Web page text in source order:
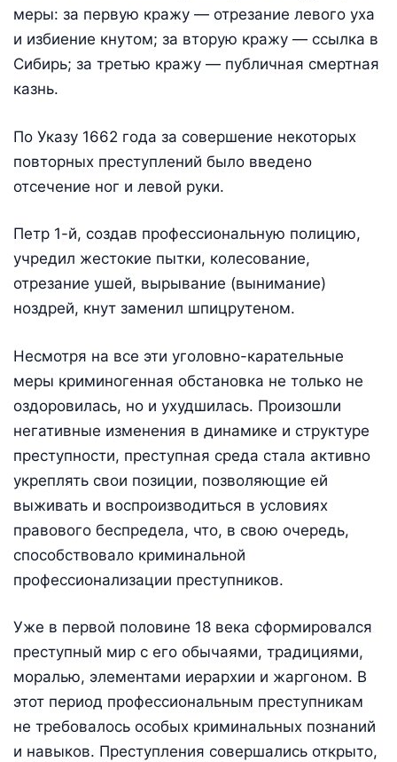
меры: за первую кражу — отрезание левого уха
и избиение кнутом; за вторую кражу — ссылка в
Сибирь; за третью кражу — публичная смертная
казнь.
По Указу 1662 года за совершение некоторых
повторных преступлений было введено
отсечение ног и левой руки.
Петр 1-й, создав профессиональную полицию,
учредил жестокие пытки, колесование,
отрезание ушей, вырывание (вынимание)
ноздрей, кнут заменил шпицрутеном.
Несмотря на все эти уголовно-карательные
меры криминогенная обстановка не только не
оздоровилась, но и ухудшилась. Произошли
негативные изменения в динамике и структуре
преступности, преступная среда стала активно
укреплять свои позиции, позволяющие ей
выживать и воспроизводиться в условиях
правового беспредела, что, в свою очередь,
способствовало криминальной
профессионализации преступников.
Уже в первой половине 18 века сформировался
преступный мир с его обычаями, традициями,
моралью, элементами иерархии и жаргоном. В
этот период профессиональным преступникам
не требовалось особых криминальных познаний
и навыков. Преступления совершались открыто,